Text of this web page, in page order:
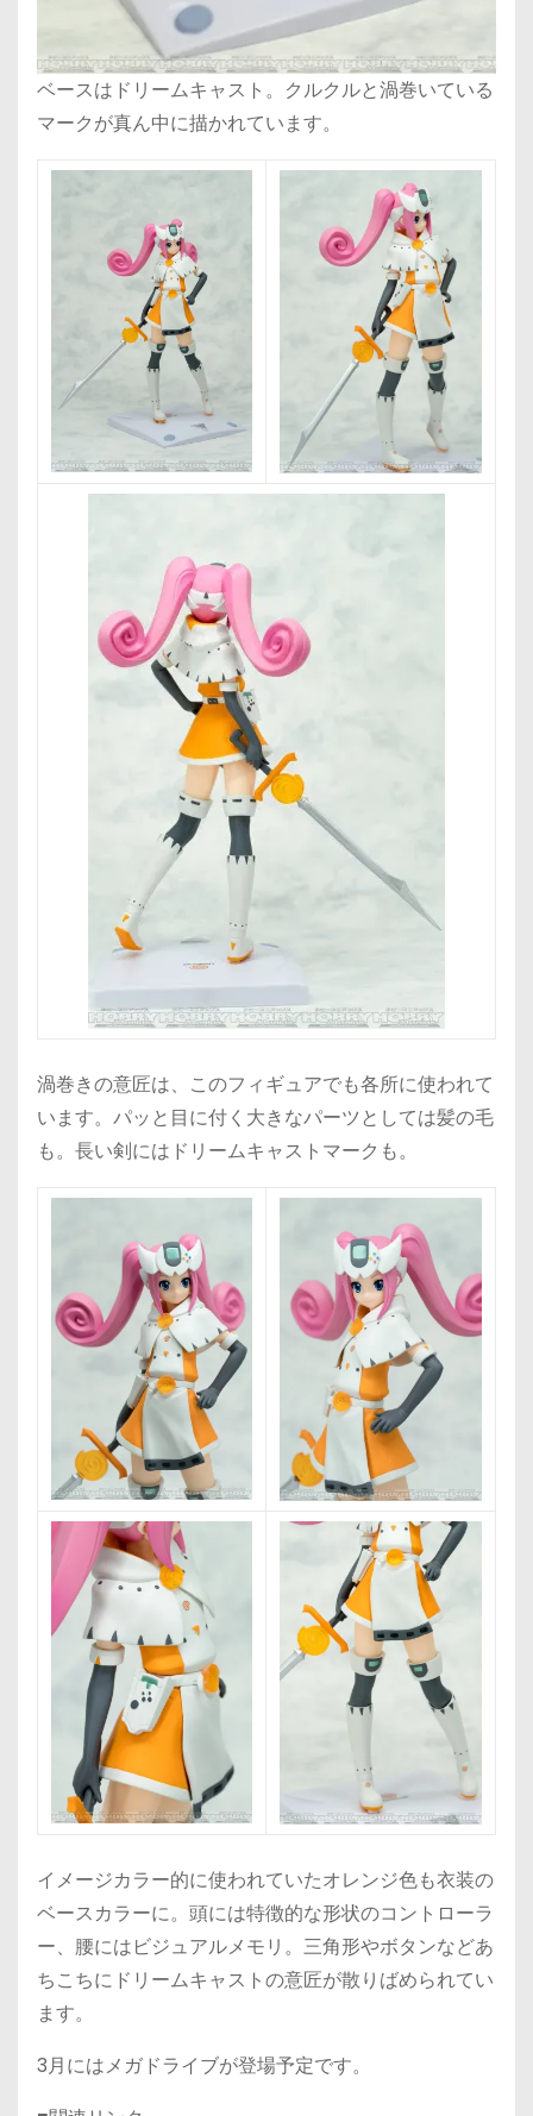
ベースはドリームキャスト。クルクルと渦巻いている
マークが真ん中に描かれています。
渦巻きの意匠は、このフィギュアでも各所に使われて
います。パッと目に付く大きなパーツとしては髪の毛
も。長い剣にはドリームキャストマークも。
イメージカラー的に使われていたオレンジ色も衣装の
ベースカラーに。頭には特徴的な形状のコントローラ
ー、腰にはビジュアルメモリ。三角形やボタンなどあ
ちこちにドリームキャストの意匠が散りばめられてい
ます。
3月にはメガドライブが登場予定です。